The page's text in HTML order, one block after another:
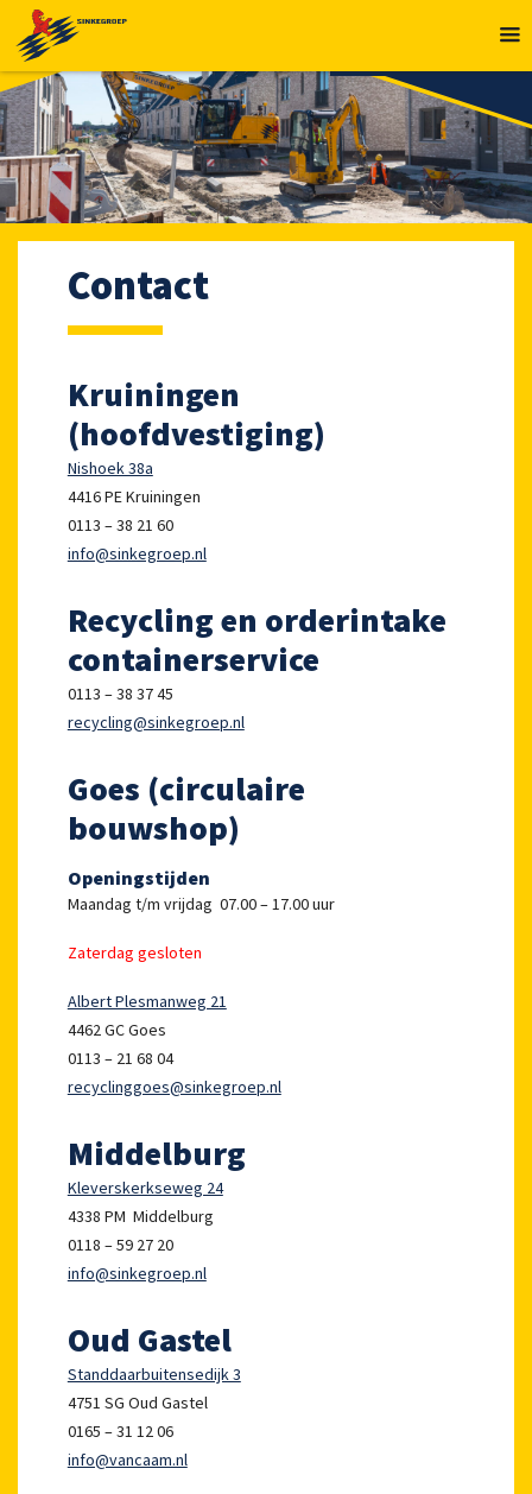
Contact
Kruiningen
(hoofdvestiging)
Nishoek 38a
4416 PE Kruiningen
0113 – 38 21 60
info@sinkegroep.nl
Recycling en orderintake
containerservice
0113 – 38 37 45
recycling@sinkegroep.nl
Goes (circulaire
bouwshop)
Openingstijden
Maandag t/m vrijdag 07.00 – 17.00 uur
Zaterdag gesloten
Albert Plesmanweg 21
4462 GC Goes
0113 – 21 68 04
recyclinggoes@sinkegroep.nl
Middelburg
Kleverskerkseweg 24
4338 PM Middelburg
0118 – 59 27 20
info@sinkegroep.nl
Oud Gastel
Standdaarbuitensedijk 3
4751 SG Oud Gastel
0165 – 31 12 06
info@vancaam.nl